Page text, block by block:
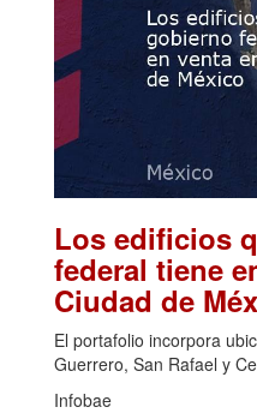
Los edificios
federal tiene
Ciudad de
El portafolio incorpora
Guerrero, San Rafael y
Infobae